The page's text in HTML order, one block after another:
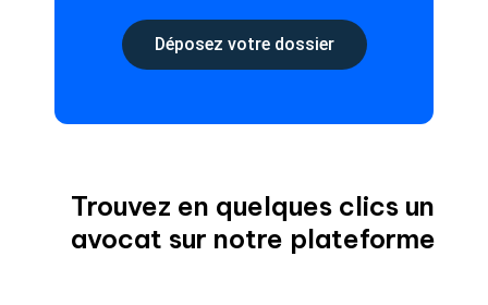
Déposez votre dossier
Trouvez en quelques clics un
avocat sur notre plateforme